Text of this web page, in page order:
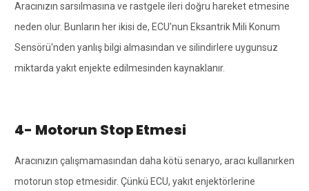
Aracınızın sarsılmasına ve rastgele ileri doğru hareket etmesine
neden olur. Bunların her ikisi de, ECU'nun Eksantrik Mili Konum
Sensörü'nden yanlış bilgi almasından ve silindirlere uygunsuz
miktarda yakıt enjekte edilmesinden kaynaklanır.
4- Motorun Stop Etmesi
Aracınızın çalışmamasından daha kötü senaryo, aracı kullanırken
motorun stop etmesidir. Çünkü ECU, yakıt enjektörlerine